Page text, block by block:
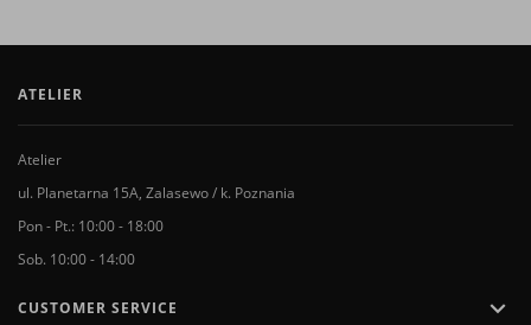
ATELIER
Atelier
ul. Planetarna 15A, Zalasewo / k. Poznania
Pon - Pt.: 10:00 - 18:00
Sob. 10:00 - 14:00
CUSTOMER SERVICE 